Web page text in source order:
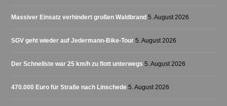
Massiver Einsatz verhindert großen Waldbrand 5. August 2026
SGV geht wieder auf Jedermann-Bike-Tour 5. August 2026
Der Schnellste war 25 km/h zu flott unterwegs 5. August 2026
470.000 Euro für Straße nach Linschede 5. August 2026